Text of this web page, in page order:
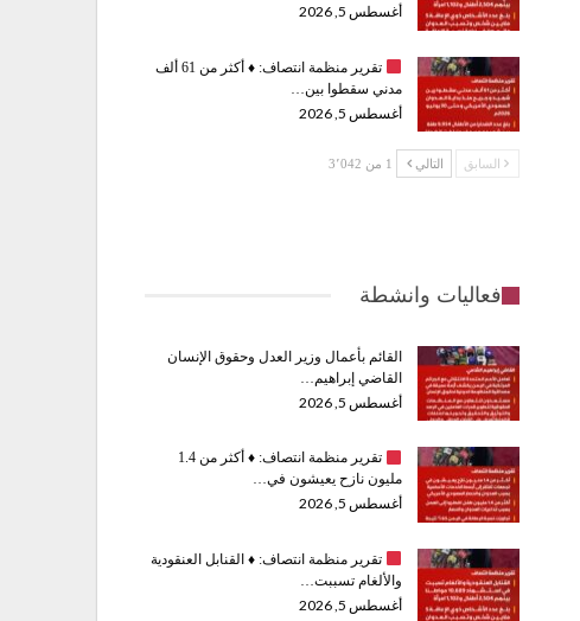
أغسطس 5, 2026
تقرير منظمة انتصاف: ♦️
أكثر من 61 ألف
مدني سقطوا بين…
أغسطس 5, 2026
السابق التالي 1 من 3٬042
فعاليات وانشطة
القائم بأعمال وزير العدل وحقوق الإنسان
القاضي إبراهيم…
أغسطس 5, 2026
تقرير منظمة انتصاف: ♦️
أكثر من 1.4
مليون نازح يعيشون في…
أغسطس 5, 2026
تقرير منظمة انتصاف: ♦️القنابل العنقودية
والألغام تسببت…
أغسطس 5, 2026